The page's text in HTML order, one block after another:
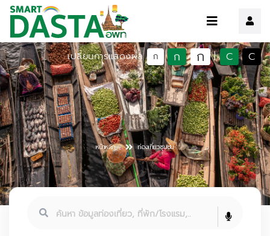
เปลี่ยนการแสดงผล ก ก ก | C C
หน้าหลัก ท่องเที่ยวชุมชน